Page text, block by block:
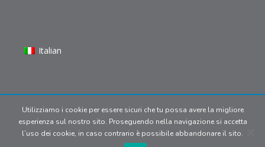
Italian
© 2024 Copyright | Dune S.r.l P.IVA
09902170969. All media belong
to their respective owners.Privacy
Utilizziamo i cookie per essere sicuri che tu possa avere la migliore
esperienza sul nostro sito. Proseguendo nella navigazione si accetta
l’uso dei cookie, in caso contrario è possibile abbandonare il sito.